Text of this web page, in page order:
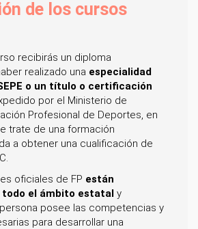
de los cursos
recibirás un diploma
realizado una especialidad
o un título o certificación
por el Ministerio de
Profesional de Deportes, en
trate de una formación
a obtener una cualificación de
oficiales de FP están
todo el ámbito estatal y
posee las competencias y
para desarrollar una